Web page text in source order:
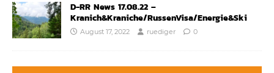
D-RR News 17.08.22 –
Kranich&Kraniche/RussenVisa/Energie&Ski
August 17, 2022 ruediger 0